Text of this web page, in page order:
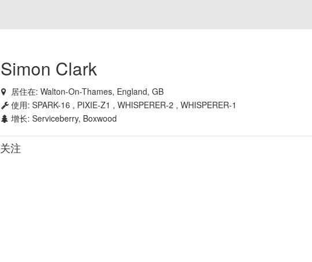
Simon Clark
居住在:Walton-On-Thames, England, GB
使用:SPARK-16 , PIXIE-Z1 , WHISPERER-2 , WHISPERER-1
增长:Serviceberry, Boxwood
关注